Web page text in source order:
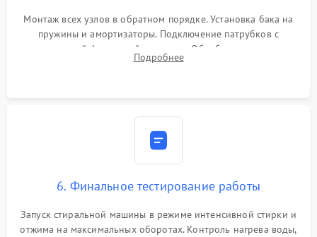
Монтаж всех узлов в обратном порядке. Установка бака на
пружины и амортизаторы. Подключение патрубков с
надежной фиксацией хомутами. Обработка стыков
герметиком для предотвращения возможных протечек воды.
Подробнее
6. Финальное тестирование работы
Запуск стиральной машины в режиме интенсивной стирки и
отжима на максимальных оборотах. Контроль нагрева воды,